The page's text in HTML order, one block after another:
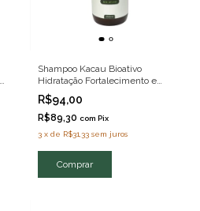
Shampoo Kacau Bioativo
Hidratação Fortalecimento e
Brilho Clean Beauty 250ml
R$94,00
R$89,30 com Pix
3 x de R$31,33 sem juros